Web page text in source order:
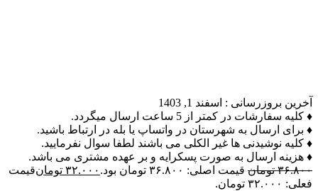
آخرین بروزرسانی : اسفند 1, 1403
♦ کلیه سفارشات در کمتر از 5 ساعت ارسال میگردد.
♦ برای ارسال به شهرستان در واتساپ یا بله در ارتباط باشید.
♦ کلیه نوشیدنی ها غیر الکلی می باشند لطفا سوال نفرمایید.
♦ هزینه ارسال به صورت پسکرایه و بر عهده مشتری می باشد.
۳۶.۸۰۰ تومان قیمت اصلی: ۳۶.۸۰۰ تومان بود. ۳۲.۰۰۰ تومانقیمت
فعلی: ۳۲.۰۰۰ تومان.